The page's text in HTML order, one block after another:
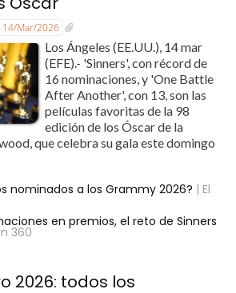
14/Mar/2026
Los Ángeles (EE.UU.), 14 mar
(EFE).- 'Sinners', con récord de
16 nominaciones, y 'One Battle
After Another', con 13, son las
películas favoritas de la 98
edición de los Óscar de la
que celebra su gala este domingo
nominados a los Grammy 2026? | El
en premios, el reto de Sinners
360
2026: todos los